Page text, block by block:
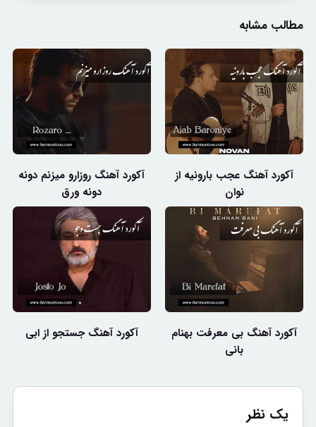
مطالب مشابه
آکورد آهنگ عجب بارونیه از
نوان
آکورد آهنگ روزارو میزنم دونه
دونه ورق
آکورد آهنگ بی معرفت بهنام
بانی
آکورد آهنگ جستجو از ابی
یک نظر